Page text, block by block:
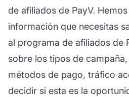
de afiliados de PayV.
información que necesitas
al programa de afiliados de
sobre los tipos de
métodos de pago, tráfico
decidir si esta es la